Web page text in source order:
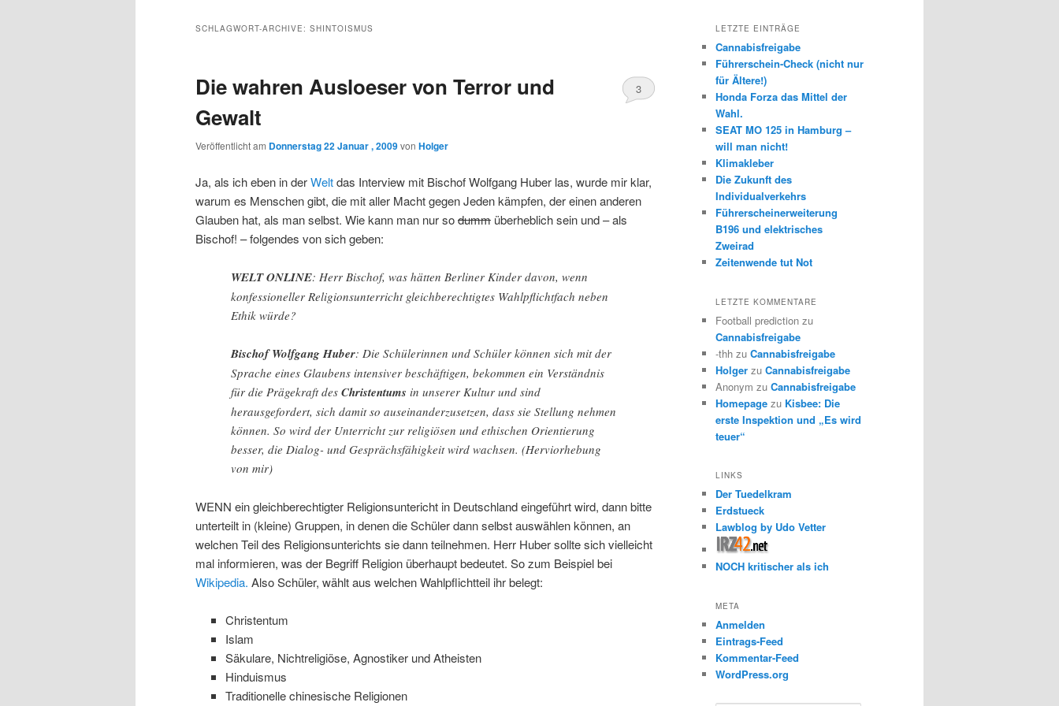
wechseln
SCHLAGWORT-ARCHIVE: SHINTOISMUS
Die wahren Ausloeser von Terror und
Gewalt
Veröffentlicht am Donnerstag 22 Januar , 2009von Holger
3
Ja, als ich eben in derWeltdas Interview mit Bischof Wolfgang Huber las, wurde mir klar,
warum es Menschen gibt, die mit aller Macht gegen Jeden kämpfen, der einen anderen
Glauben hat, als man selbst. Wie kann man nur sodumm überheblich sein und – als
Bischof! – folgendes von sich geben:
WELT ONLINE: Herr Bischof, was hätten Berliner Kinder davon, wenn
konfessioneller Religionsunterricht gleichberechtigtes Wahlpflichtfach neben
Ethik würde?
Bischof Wolfgang Huber: Die Schülerinnen und Schüler können sich mit der
Sprache eines Glaubens intensiver beschäftigen, bekommen ein Verständnis
für die Prägekraft des Christentums in unserer Kultur und sind
herausgefordert, sich damit so auseinanderzusetzen, dass sie Stellung nehmen
können. So wird der Unterricht zur religiösen und ethischen Orientierung
besser, die Dialog- und Gesprächsfähigkeit wird wachsen. (Herviorhebung
von mir)
WENN ein gleichberechtigter Religionsuntericht in Deutschland eingeführt wird, dann bitte
unterteilt in (kleine) Gruppen, in denen die Schüler dann selbst auswählen können, an
welchen Teil des Religionsunterichts sie dann teilnehmen. Herr Huber sollte sich vielleicht
mal informieren, was der Begriff Religion überhaupt bedeutet. So zum Beispiel bei
Wikipedia. Also Schüler, wählt aus welchen Wahlpflichtteil ihr belegt:
Christentum
Islam
Säkulare, Nichtreligiöse, Agnostiker und Atheisten
Hinduismus
Traditionelle chinesische Religionen
LETZTE EINTRÄGE
Cannabisfreigabe
Führerschein-Check (nicht nur
für Ältere!)
Honda Forza das Mittel der
Wahl.
SEAT MO 125 in Hamburg –
will man nicht!
Klimakleber
Die Zukunft des
Individualverkehrs
Führerscheinerweiterung
B196 und elektrisches
Zweirad
Zeitenwende tut Not
LETZTE KOMMENTARE
Football prediction zu
Cannabisfreigabe
-thh zu Cannabisfreigabe
Holger zu Cannabisfreigabe
Anonym zu Cannabisfreigabe
Homepage zu Kisbee: Die
erste Inspektion und „Es wird
teuer“
LINKS
Der Tuedelkram
Erdstueck
Lawblog by Udo Vetter
NOCH kritischer als ich
META
Anmelden
Eintrags-Feed
Kommentar-Feed
WordPress.org